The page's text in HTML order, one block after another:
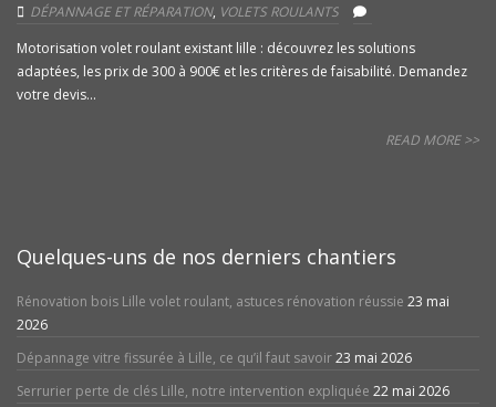
DÉPANNAGE ET RÉPARATION, VOLETS ROULANTS
Motorisation volet roulant existant lille : découvrez les solutions
adaptées, les prix de 300 à 900€ et les critères de faisabilité. Demandez
votre devis...
READ MORE >>
Quelques-uns de nos derniers chantiers
Rénovation bois Lille volet roulant, astuces rénovation réussie 23 mai
2026
Dépannage vitre fissurée à Lille, ce qu’il faut savoir23 mai 2026
Serrurier perte de clés Lille, notre intervention expliquée 22 mai 2026